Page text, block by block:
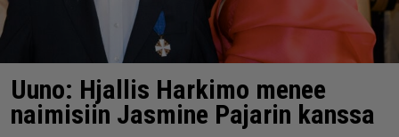
Uuno: Hjallis Harkimo menee
naimisiin Jasmine Pajarin kanssa